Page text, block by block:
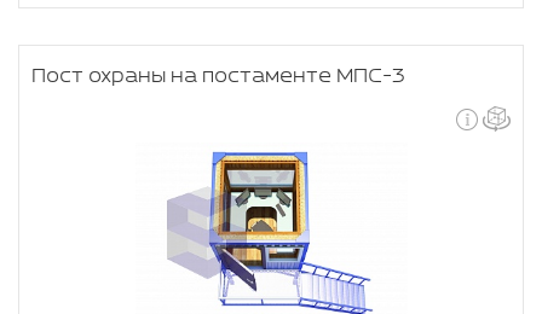
Пост охраны на постаменте МПС-3